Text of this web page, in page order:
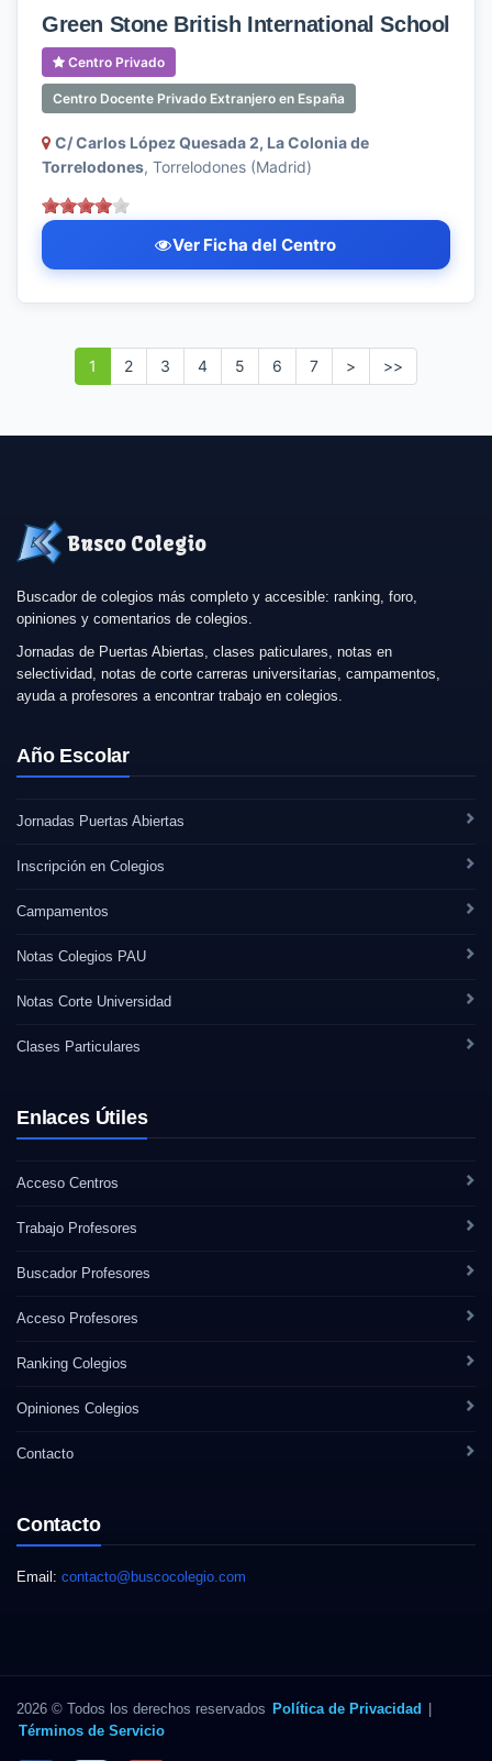
Green Stone British International School
Centro Privado
Centro Docente Privado Extranjero en España
C/ Carlos López Quesada 2, La Colonia de
Torrelodones, Torrelodones (Madrid)
Ver Ficha del Centro
1 2 3 4 5 6 7 > >>
Busco Colegio
Buscador de colegios más completo y accesible: ranking, foro,
opiniones y comentarios de colegios.
Jornadas de Puertas Abiertas, clases paticulares, notas en
selectividad, notas de corte carreras universitarias, campamentos,
ayuda a profesores a encontrar trabajo en colegios.
Año Escolar
Jornadas Puertas Abiertas
Inscripción en Colegios
Campamentos
Notas Colegios PAU
Notas Corte Universidad
Clases Particulares
Enlaces Útiles
Acceso Centros
Trabajo Profesores
Buscador Profesores
Acceso Profesores
Ranking Colegios
Opiniones Colegios
Contacto
Contacto
Email: contacto@buscocolegio.com
2026 © Todos los derechos reservados Política de Privacidad
Términos de Servicio